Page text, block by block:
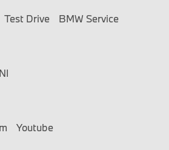
Test Drive BMW Service
Youtube